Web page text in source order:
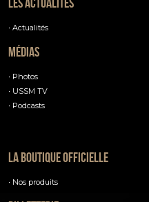
Actualités
Médias
Photos
USSM TV
Podcasts
La boutique officielle
Nos produits